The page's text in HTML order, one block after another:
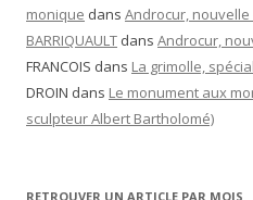
monique dans Androcur,
BARRIQUAULT dans Androcur,
FRANCOIS dans La grimolle,
DROIN dans Le monument aux
sculpteur Albert Bartholomé)
RETROUVER UN ARTICLE PAR MOIS